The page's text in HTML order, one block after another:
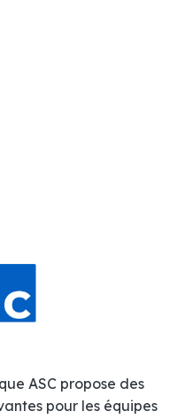
ASC propose des
pour les équipes